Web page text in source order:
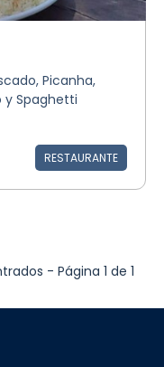
Picanha,
y Spaghetti
RESTAURANTE
- Página 1 de 1